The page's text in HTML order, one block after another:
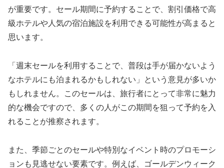
が重要です。セール期間に予約することで、割引価格で高
級ホテルや人気の宿泊施設を利用できる可能性が高まると
思います。
「週末セールを利用することで、普段は手が届かないよう
なホテルにも泊まれるかもしれない」という意見が多いか
もしれません。このセールは、旅行者にとって非常に魅力
的な機会ですので、多くの人がこの期間を狙って予約を入
れることが推察されます。
また、季節ごとのセールや特別なイベント時のプロモーシ
ョンも見逃せない要素です。例えば、ゴールデンウィーク